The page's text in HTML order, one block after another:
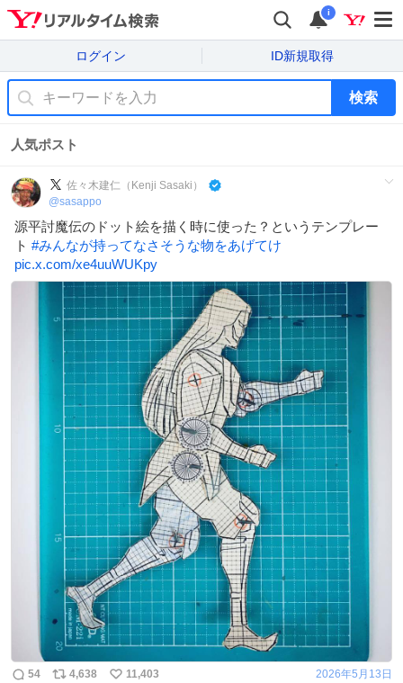
i
ログイン ID新規取得
検索
人気ポスト
佐々木建仁（Kenji Sasaki）
@sasappo
源平討魔伝のドット絵を描く時に使った？というテンプレー
ト #みんなが持ってなさそうな物をあげてけ
pic.x.com/xe4uuWUKpy
54 4,638 11,403 2026年5月13日